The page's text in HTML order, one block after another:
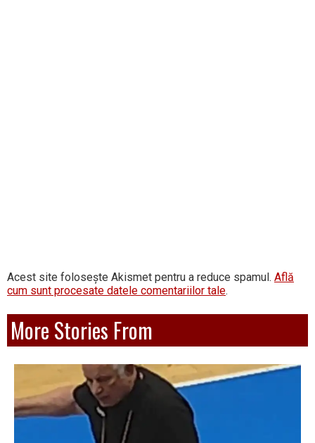
Acest site folosește Akismet pentru a reduce spamul. Află
cum sunt procesate datele comentariilor tale.
More Stories From